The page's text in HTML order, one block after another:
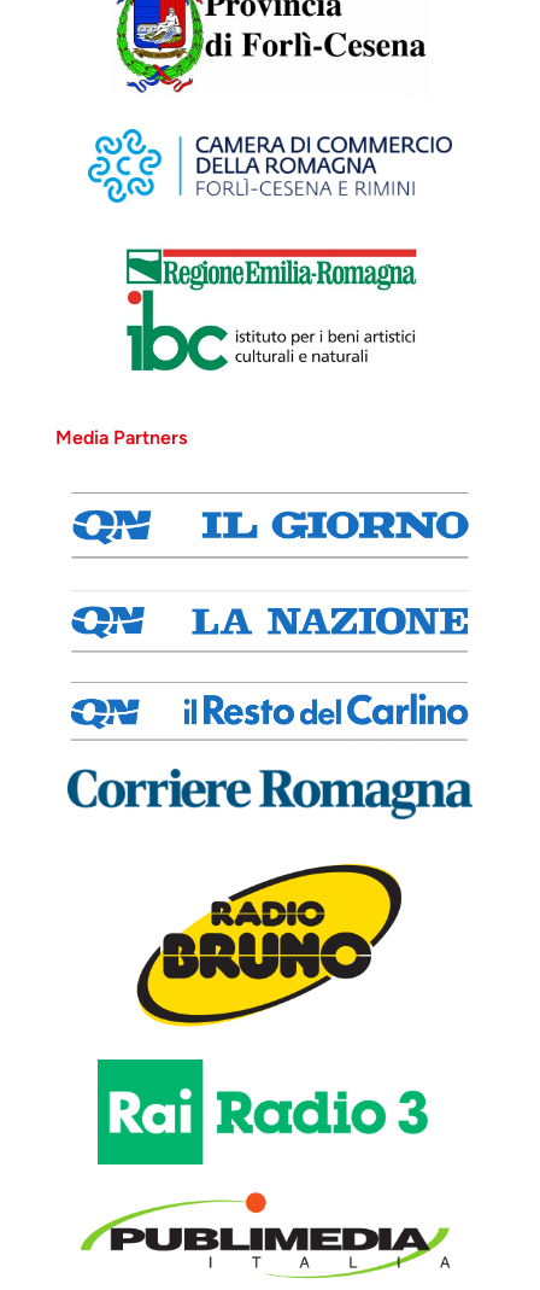
verde)
1893, olio su tela. Torino,
GAM - Galleria d’Arte
Moderna e
Contemporanea
Libero Andreotti
Suonatore di
piatti (Genio
Banca Monte dei Paschi
Media Partners